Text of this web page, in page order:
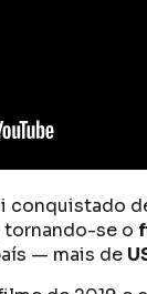
tornando-se o
— mais de